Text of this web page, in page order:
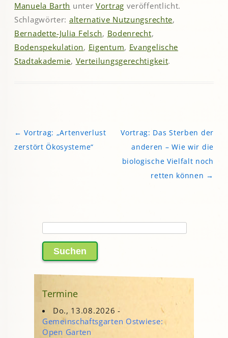
Manuela Barth unterVortrag veröffentlicht.
Schlagwörter: alternative Nutzungsrechte,
Bernadette-Julia Felsch, Bodenrecht,
Bodenspekulation, Eigentum, Evangelische
Stadtakademie, Verteilungsgerechtigkeit.
Beitragsnavigation
← Vortrag: „Artenverlust
zerstört Ökosysteme“
Vortrag: Das Sterben der
anderen – Wie wir die
biologische Vielfalt noch
retten können →
nach:
Termine
Do., 13.08.2026 -
Gemeinschaftsgarten Ostwiese:
Open Garten